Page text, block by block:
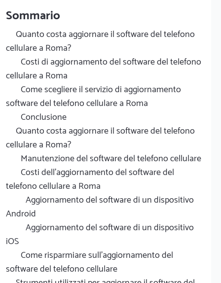
Sommario
Quanto costa aggiornare il software del telefono
cellulare a Roma?
Costi di aggiornamento del software del telefono
cellulare a Roma
Come scegliere il servizio di aggiornamento
software del telefono cellulare a Roma
Conclusione
Quanto costa aggiornare il software del telefono
cellulare a Roma?
Manutenzione del software del telefono cellulare
Costi dell'aggiornamento del software del
telefono cellulare a Roma
Aggiornamento del software di un dispositivo
Android
Aggiornamento del software di un dispositivo
iOS
Come risparmiare sull'aggiornamento del
software del telefono cellulare